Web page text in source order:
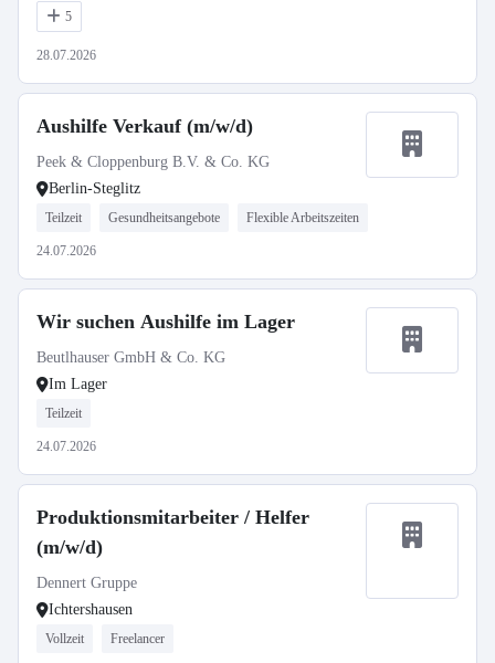
5
28.07.2026
Aushilfe Verkauf (m/w/d)
Peek & Cloppenburg B.V. & Co. KG
Berlin-Steglitz
Teilzeit Gesundheitsangebote Flexible Arbeitszeiten
24.07.2026
Wir suchen Aushilfe im Lager
Beutlhauser GmbH & Co. KG
Im Lager
Teilzeit
24.07.2026
Produktionsmitarbeiter / Helfer
(m/w/d)
Dennert Gruppe
Ichtershausen
Vollzeit Freelancer